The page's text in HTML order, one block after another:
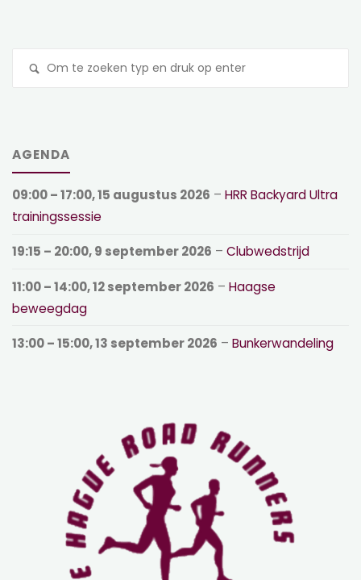
AGENDA
09:00– 17:00,15 augustus 2026 –HRR Backyard Ultra
trainingssessie
19:15 – 20:00,9 september 2026 –Clubwedstrijd
11:00– 14:00,12 september 2026 –Haagse
beweegdag
13:00– 15:00,13 september 2026 –Bunkerwandeling